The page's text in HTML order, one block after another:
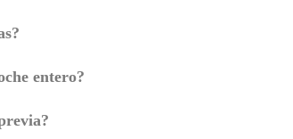
entero?